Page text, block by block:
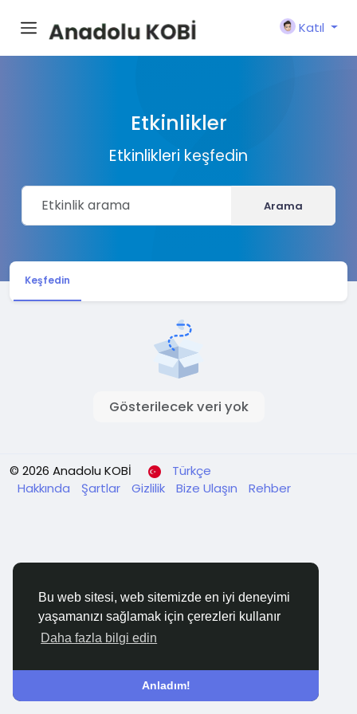
Bu web sitesi, web sitemizde en iyi deneyimi
yaşamanızı sağlamak için çerezleri kullanır
Daha fazla bilgi edin
Anladım!
Katıl
Etkinlikler
Etkinlikleri keşfedin
Arama
Keşfedin
Gösterilecek veri yok
© 2026 Anadolu KOBİ
Türkçe
Hakkında
Şartlar Gizlilik Bize Ulaşın Rehber